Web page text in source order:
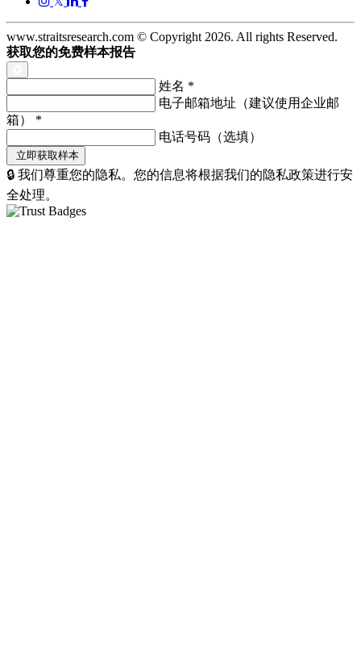
www.straitsresearch.com © Copyright 2026. All rights Reserved.
获取您的免费样本报告
姓名 *
电子邮箱地址（建议使用企业邮
箱） *
电话号码（选填）
🔒 我们尊重您的隐私。您的信息将根据我们的隐私政策进行安
全处理。